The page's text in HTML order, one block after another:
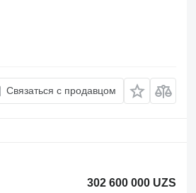
Связаться с продавцом
302 600 000 UZS